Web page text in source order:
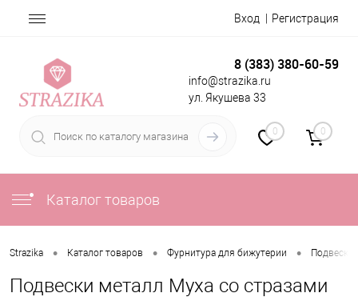
Вход Регистрация
8 (383) 380-60-59
info@strazika.ru
ул. Якушева 33
0 0
Каталог товаров
Strazika • Каталог товаров • Фурнитура для бижутерии • Подвески
Подвески металл Муха со стразами